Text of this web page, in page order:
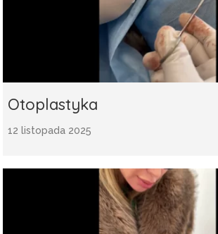
Otoplastyka
12 listopada 2025